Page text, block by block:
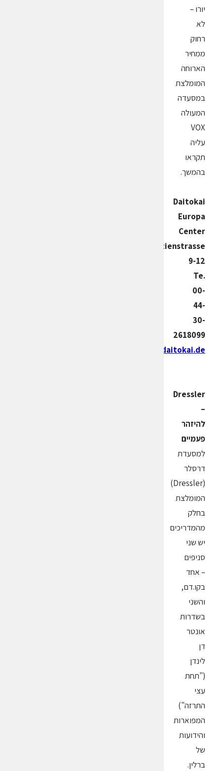
יורו –
לא
רחוק
ממחיר
הארוחה
המומלצת
במסעדה
המעולה
VOX
עליה
תקראו
בהמשך.
Daitokai
Europa
Center
Tauentzienstrasse
9-12
Te.
00-
44-
30-
2618099
www.daitokai.de
Dressler
–
להיזהר
פעמיים
למסעדת
דרסלר
(Dressler)
המומלצת
בחלק
מהמדריכים
יש שני
סניפים
– אחד
בקו.דם,
והשני
בשדרות
אונטר
דן
לינדן
("תחת
עצי
התרזה")
המפוארות
והידועות
של
ברלין.